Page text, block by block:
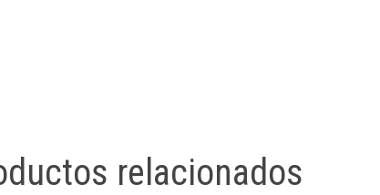
relacionados